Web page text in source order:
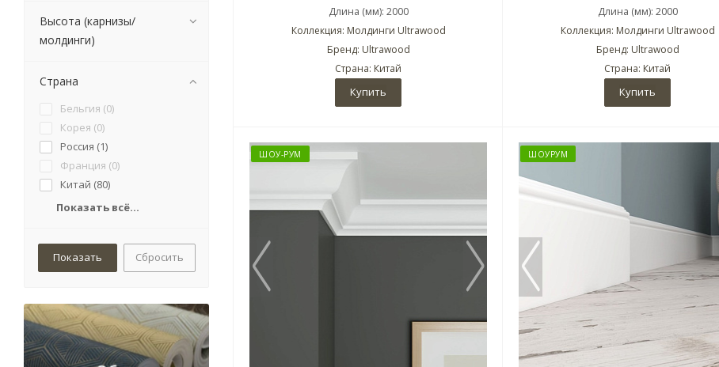
Длина (мм): 2000
Коллекция: Молдинги Ultrawood
Бренд: Ultrawood
Страна: Китай
Купить
Длина (мм): 2000
Коллекция: Молдинги Ultrawood
Бренд: Ultrawood
Страна: Китай
Купить
ШОУ-РУМ ШОУРУМ
Высота (карнизы/
молдинги)
Страна
Бельгия (0)
Корея (0)
Россия (1)
Франция (0)
Китай (80)
Показать всё...
Сбросить